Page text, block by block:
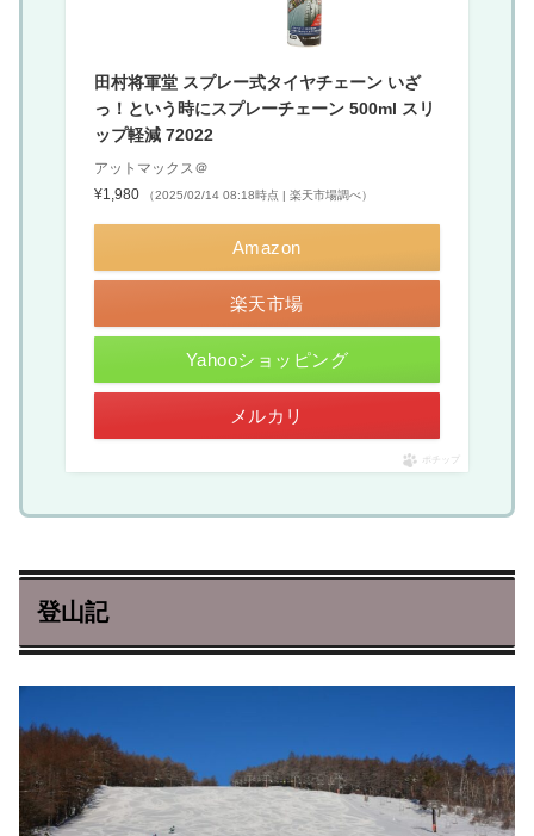
田村将軍堂 スプレー式タイヤチェーン いざ
っ！という時にスプレーチェーン 500ml スリ
ップ軽減 72022
アットマックス＠
¥1,980
（2025/02/14 08:18時点 | 楽天市場調べ）
Amazon
楽天市場
Yahooショッピング
メルカリ
ポチップ
登山記